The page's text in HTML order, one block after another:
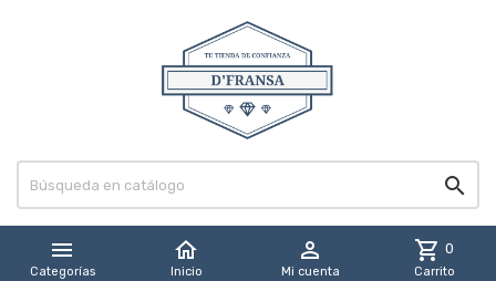


Categorías
home
Inicio

Mi cuenta
shopping_cart 0
Carrito